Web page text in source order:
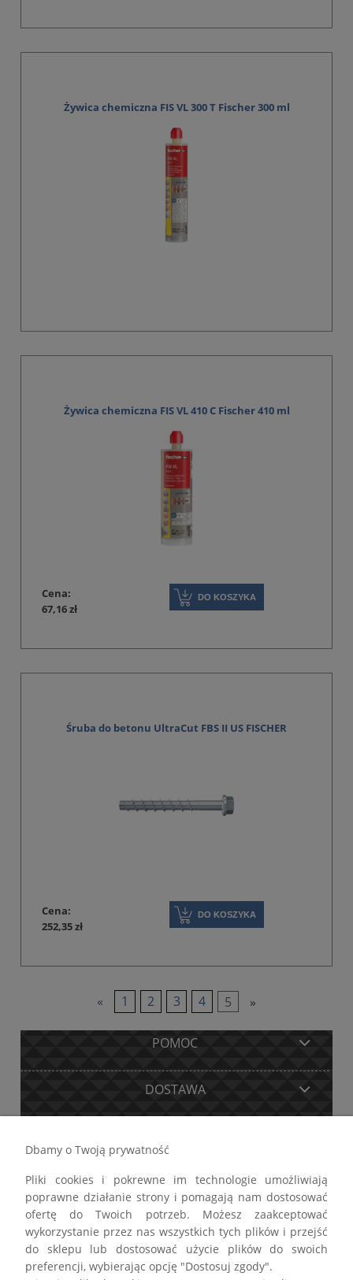
Żywica chemiczna FIS VL 300 T Fischer 300 ml
Żywica chemiczna FIS VL 410 C Fischer 410 ml
Cena:
67,16 zł
DO KOSZYKA
Śruba do betonu UltraCut FBS II US FISCHER
Cena:
252,35 zł
DO KOSZYKA
« 1 2 3 4 5 »
POMOC
DOSTAWA
GWARANCJA I ZWROTY
O FIRMIE
Dbamy o Twoją prywatność
Pliki cookies i pokrewne im technologie umożliwiają
poprawne działanie strony i pomagają nam dostosować
ofertę do Twoich potrzeb. Możesz zaakceptować
wykorzystanie przez nas wszystkich tych plików i przejść
do sklepu lub dostosować użycie plików do swoich
preferencji, wybierając opcję "Dostosuj zgody".